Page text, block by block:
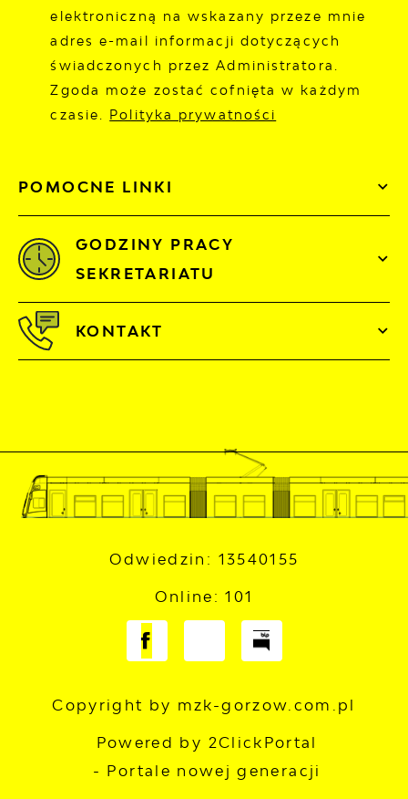
POMOCNE LINKI
elektroniczną na wskazany przeze mnie
adres e-mail informacji dotyczących
świadczonych przez Administratora.
Zgoda może zostać cofnięta w każdym
czasie. Polityka prywatności
GODZINY PRACY
SEKRETARIATU
KONTAKT
Odwiedzin: 13540155
Online: 101
Copyright by mzk-gorzow.com.pl
Powered by 2ClickPortal
- Portale nowej generacji